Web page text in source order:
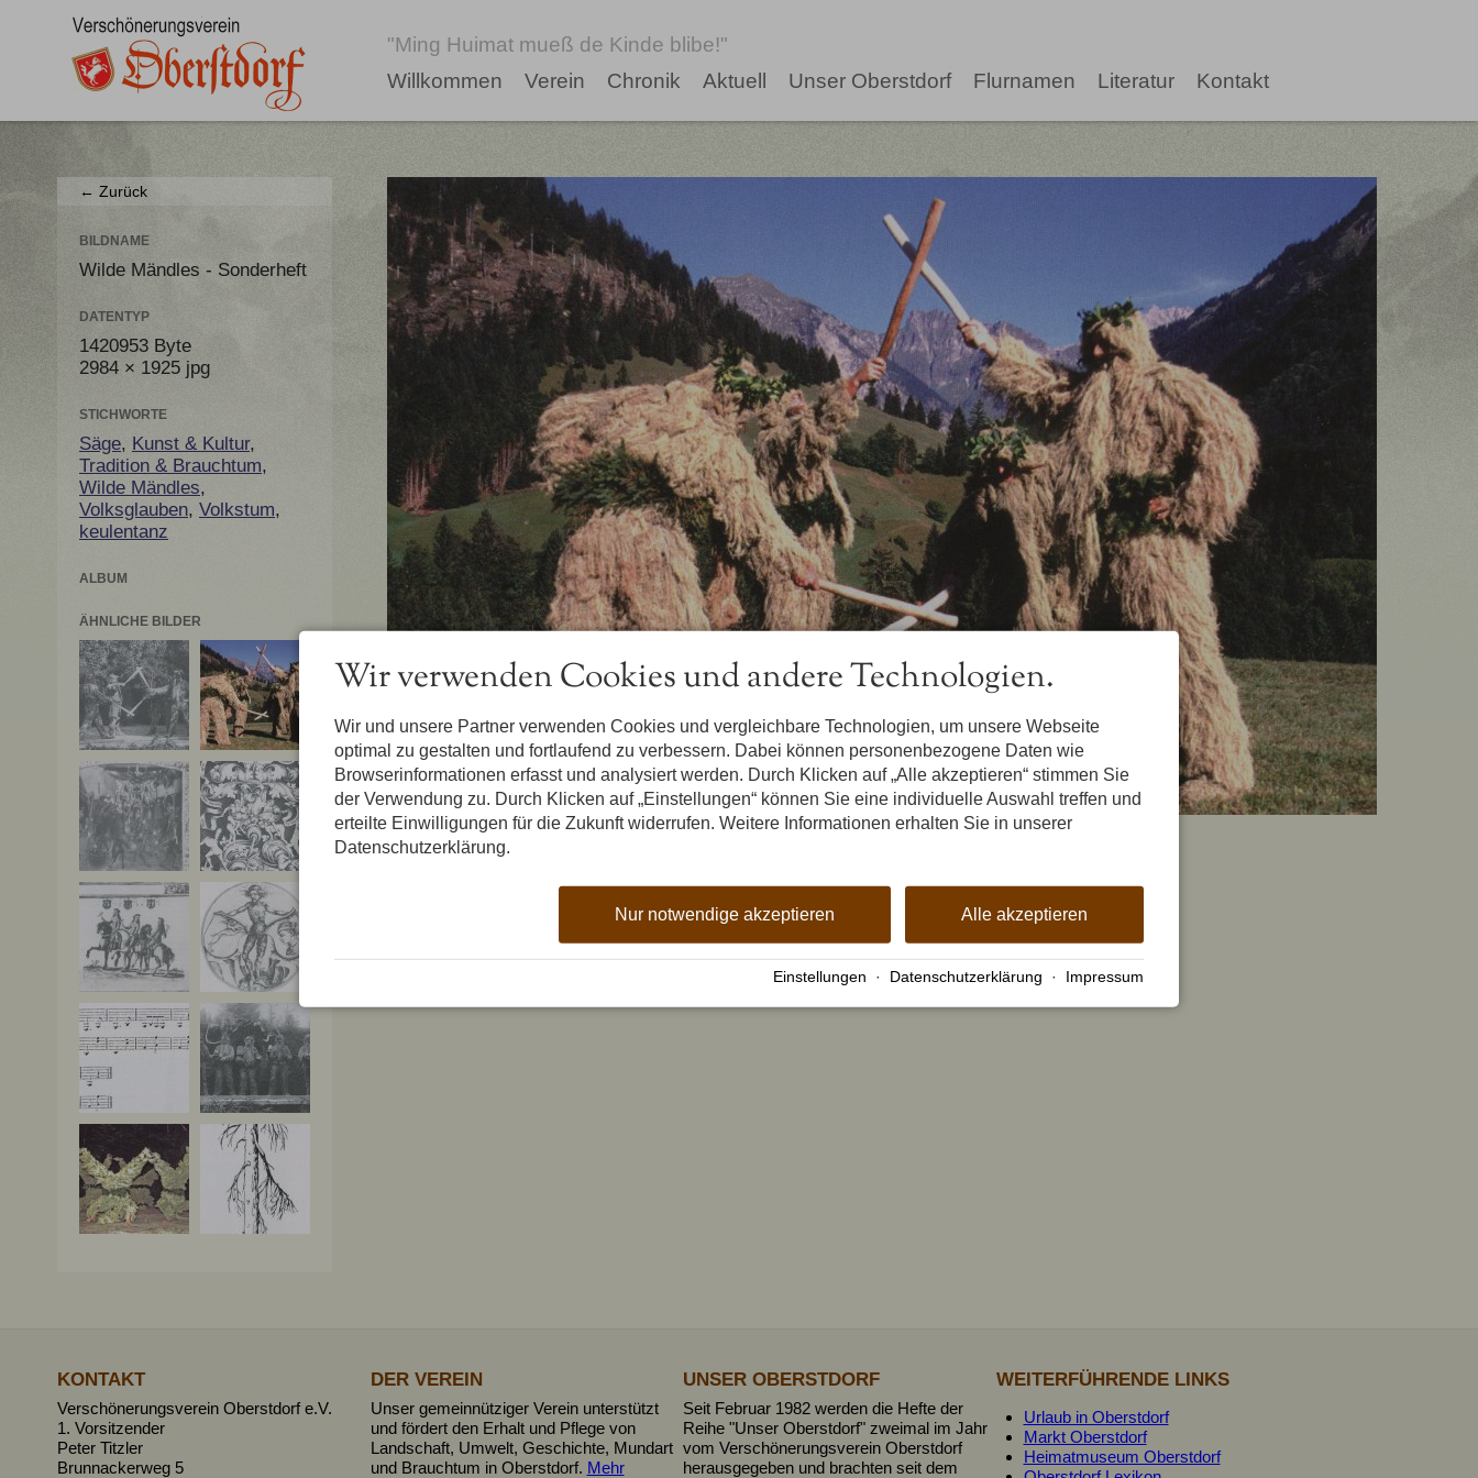
"Ming Huimat mueß de Kinde blibe!"
Willkommen
Verein Chronik Aktuell Unser Oberstdorf Flurnamen Literatur Kontakt
← Zurück
BILDNAME
Wilde Mändles - Sonderheft
DATENTYP
1420953 Byte
2984 × 1925 jpg
STICHWORTE
Säge, Kunst & Kultur,
Tradition & Brauchtum,
Wilde Mändles,
Volksglauben, Volkstum,
keulentanz
ALBUM
ÄHNLICHE BILDER
KONTAKT
Verschönerungsverein Oberstdorf e.V.
1. Vorsitzender
Peter Titzler
Brunnackerweg 5
DER VEREIN
Unser gemeinnütziger Verein unterstützt
und fördert den Erhalt und Pflege von
Landschaft, Umwelt, Geschichte, Mundart
und Brauchtum in Oberstdorf. Mehr
UNSER OBERSTDORF
Seit Februar 1982 werden die Hefte der
Reihe "Unser Oberstdorf" zweimal im Jahr
vom Verschönerungsverein Oberstdorf
herausgegeben und brachten seit dem
WEITERFÜHRENDE LINKS
Urlaub in Oberstdorf
Markt Oberstdorf
Heimatmuseum Oberstdorf
Wir verwenden Cookies und andere Technologien.
Wir und unsere Partner verwenden Cookies und vergleichbare Technologien, um unsere Webseite
optimal zu gestalten und fortlaufend zu verbessern. Dabei können personenbezogene Daten wie
Browserinformationen erfasst und analysiert werden. Durch Klicken auf „Alle akzeptieren“ stimmen Sie
der Verwendung zu. Durch Klicken auf „Einstellungen“ können Sie eine individuelle Auswahl treffen und
erteilte Einwilligungen für die Zukunft widerrufen. Weitere Informationen erhalten Sie in unserer
Datenschutzerklärung.
Alle akzeptieren
Nur notwendige akzeptieren
Einstellungen · Datenschutzerklärung · Impressum